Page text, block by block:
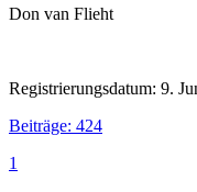
Don van Flieht
Registrierungsdatum: 9.
Beiträge: 424
1